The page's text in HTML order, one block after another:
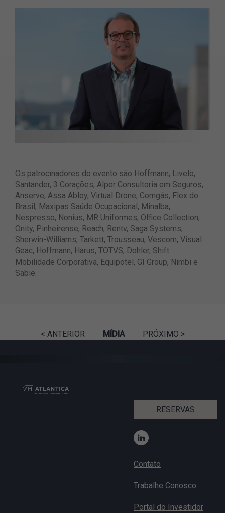
Os patrocinadores do evento são Hoffmann, Livelo,
Santander, 3 Corações, Alper Consultoria em Seguros,
Anserve, Assa Abloy, Virtual Drone, Comgás, Flex do
Brasil, Maxipas Saúde Ocupacional, Minalba,
Nespresso, Nonius, MR Uniformes, Office Collection,
Onity, Pinheirense, Reach, Rentv, Saga Systems,
Sherwin-Williams, Tarkett, Trousseau, Vescom, Visual
Geac, Hoffmann, Harus, TOTVS, Dohler, Shift
Mobilidade Corporativa, Equipotel, GI Group, Nimbi e
Sabie.
< ANTERIOR MÍDIA PRÓXIMO >
RESERVAS
Contato
Trabalhe Conosco
Portal do Investidor